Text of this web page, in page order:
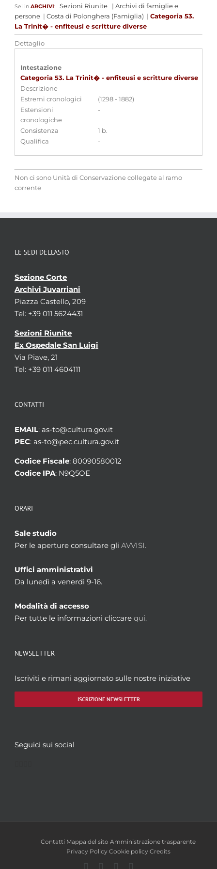
Sei in ARCHIVI: Sezioni Riunite | Archivi di famiglie e
persone | Costa di Polonghera (Famiglia) | Categoria 53.
La Trinit� - enfiteusi e scritture diverse
Dettaglio
Intestazione
Categoria 53. La Trinit� - enfiteusi e scritture diverse
Descrizione
-
Estremi cronologici
(1298 - 1882)
Estensioni
cronologiche
-
Consistenza
1 b.
Qualifica
-
Non ci sono Unità di Conservazione collegate al ramo
corrente
LE SEDI DELL’ASTO
Sezione Corte
Archivi Juvarriani
Piazza Castello, 209
Tel: +39 011 5624431
Sezioni Riunite
Ex Ospedale San Luigi
Via Piave, 21
Tel: +39 011 4604111
CONTATTI
EMAIL: as-to@cultura.gov.it
PEC: as-to@pec.cultura.gov.it
Codice Fiscale: 80090580012
Codice IPA: N9Q5OE
ORARI
Sale studio
Per le aperture consultare gli AVVISI.
Uffici amministrativi
Da lunedì a venerdì 9-16.
Modalità di accesso
Per tutte le informazioni cliccare qui.
NEWSLETTER
Iscriviti e rimani aggiornato sulle nostre iniziative
ISCRIZIONE NEWSLETTER
Seguici sui social
Contatti Mappa del sito Amministrazione trasparente
Privacy Policy Cookie policy Credits
Facebook
TwitterYouTube